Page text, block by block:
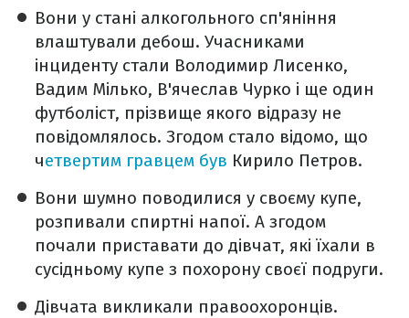
Вони у стані алкогольного сп'яніння
влаштували дебош. Учасниками
інциденту стали Володимир Лисенко,
Вадим Мілько, В'ячеслав Чурко і ще один
футболіст, прізвище якого відразу не
повідомлялось. Згодом стало відомо, що
четвертим гравцем був Кирило Петров.
Вони шумно поводилися у своєму купе,
розпивали спиртні напої. А згодом
почали приставати до дівчат, які їхали в
сусідньому купе з похорону своєї подруги.
Дівчата викликали правоохоронців.